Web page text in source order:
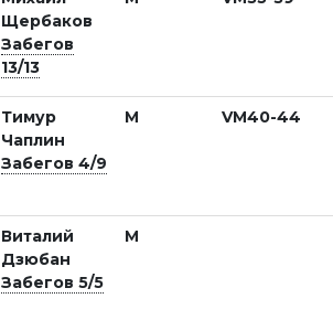
Щербаков
Забегов
13/13
Тимур
Чаплин
Забегов 4/9
М VM40-44
Виталий
Дзюбан
Забегов 5/5
М